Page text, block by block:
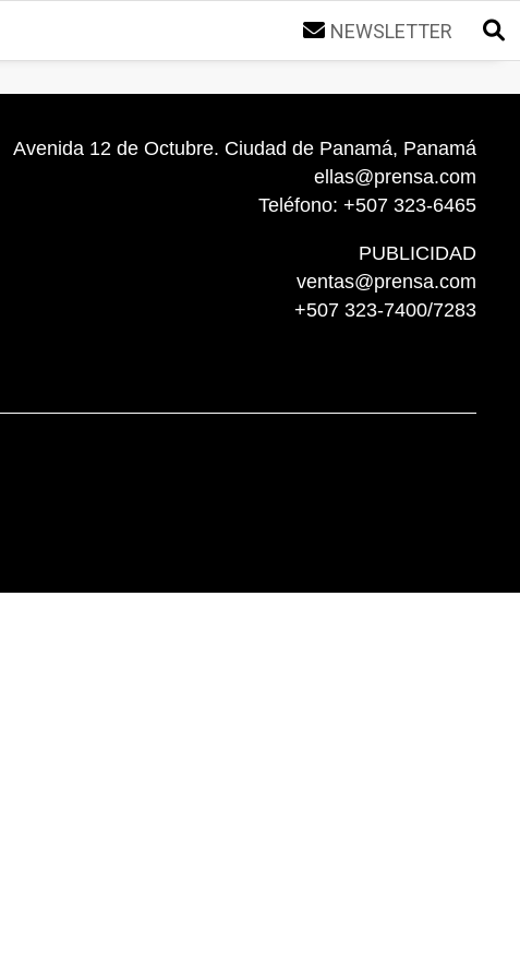
NEWSLETTER
Avenida 12 de Octubre. Ciudad de Panamá, Panamá
ellas@prensa.com
Teléfono: +507 323-6465
PUBLICIDAD
ventas@prensa.com
+507 323-7400/7283